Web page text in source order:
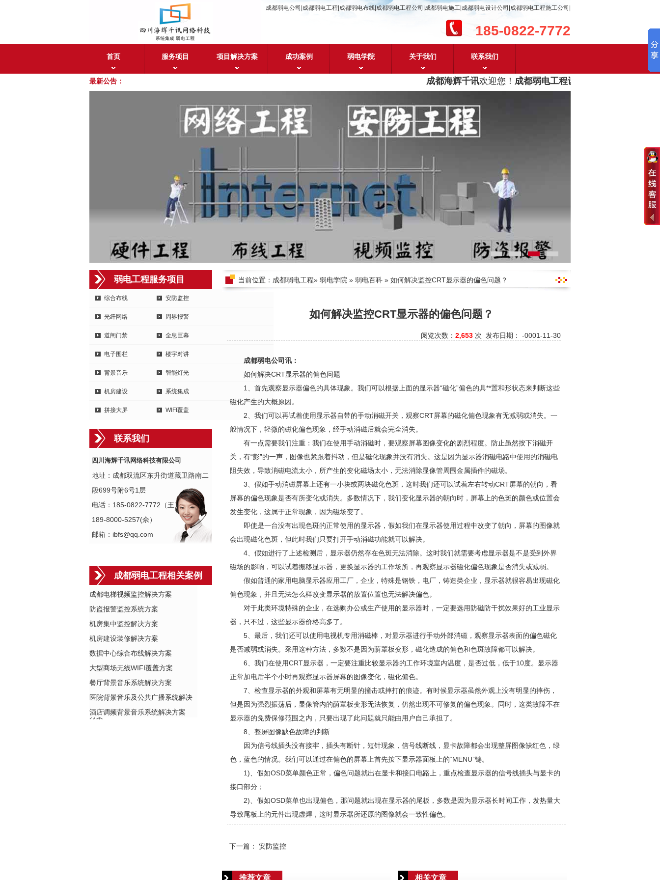
成都弱电公司|成都弱电工程|成都弱电布线|成都弱电工程公司|成都弱电施工|成都弱电设计公司|成都弱电工程施工公司|
185-0822-7772
首页 服务项目 项目解决方案 成功案例 弱电学院 关于我们 联系我们
最新公告： 成都海辉千讯欢迎您！ 成都弱电工程设计及成都弱电工程施工
弱电工程服务项目
综合布线 安防监控
光纤网络 周界报警
道闸门禁 全息巨幕
电子围栏 楼宇对讲
背景音乐 智能灯光
机房建设 系统集成
拼接大屏 WIFI覆盖
联系我们
四川海辉千讯网络科技有限公司
地址：成都双流区东升街道藏卫路南二
段699号附6号1层
电话：185-0822-7772（王）
189-8000-5257(佘）
邮箱：ibfs@qq.com
成都弱电工程相关案例
成都电梯视频监控解决方案
防盗报警监控系统方案
机房集中监控解决方案
机房建设装修解决方案
数据中心综合布线解决方案
大型商场无线WIFI覆盖方案
餐厅背景音乐系统解决方案
医院背景音乐及公共广播系统解决
方案
酒店调频背景音乐系统解决方案
当前位置： 成都弱电工程» 弱电学院 » 弱电百科 » 如何解决监控CRT显示器的偏色问题？
如何解决监控CRT显示器的偏色问题？
阅览次数： 2,653 次 发布日期： -0001-11-30
成都弱电公司讯：
如何解决CRT显示器的偏色问题
1、首先观察显示器偏色的具体现象。我们可以根据上面的显示器“磁化”偏色的具**置和形状态来判断这些
磁化产生的大概原因。
2、我们可以再试着使用显示器自带的手动消磁开关，观察CRT屏幕的磁化偏色现象有无减弱或消失。一
般情况下，轻微的磁化偏色现象，经手动消磁后就会完全消失。
有一点需要我们注重：我们在使用手动消磁时，要观察屏幕图像变化的剧烈程度。防止虽然按下消磁开
关，有“彭”的一声，图像也紧跟着抖动，但是磁化现象并没有消失。这是因为显示器消磁电路中使用的消磁电
阻失效，导致消磁电流太小，所产生的变化磁场太小，无法消除显像管周围金属插件的磁场。
3、假如手动消磁屏幕上还有一小块或两块磁化色斑，这时我们还可以试着左右转动CRT屏幕的朝向，看
屏幕的偏色现象是否有所变化或消失。多数情况下，我们变化显示器的朝向时，屏幕上的色斑的颜色或位置会
发生变化，这属于正常现象，因为磁场变了。
即使是一台没有出现色斑的正常使用的显示器，假如我们在显示器使用过程中改变了朝向，屏幕的图像就
会出现磁化色斑，但此时我们只要打开手动消磁功能就可以解决。
4、假如进行了上述检测后，显示器仍然存在色斑无法消除。这时我们就需要考虑显示器是不是受到外界
磁场的影响，可以试着搬移显示器，更换显示器的工作场所，再观察显示器磁化偏色现象是否消失或减弱。
假如普通的家用电脑显示器应用工厂，企业，特殊是钢铁，电厂，铸造类企业，显示器就很容易出现磁化
偏色现象，并且无法怎么样改变显示器的放置位置也无法解决偏色。
对于此类环境特殊的企业，在选购办公或生产使用的显示器时，一定要选用防磁防干扰效果好的工业显示
器，只不过，这些显示器价格高多了。
5、最后，我们还可以使用电视机专用消磁棒，对显示器进行手动外部消磁，观察显示器表面的偏色磁化
是否减弱或消失。采用这种方法，多数不是因为荫罩板变形，磁化造成的偏色和色斑故障都可以解决。
6、我们在使用CRT显示器，一定要注重比较显示器的工作环境室内温度，是否过低，低于10度。显示器
正常加电后半个小时再观察显示器屏幕的图像变化，磁化偏色。
7、检查显示器的外观和屏幕有无明显的撞击或摔打的痕迹。有时候显示器虽然外观上没有明显的摔伤，
但是因为强烈振荡后，显像管内的荫罩板变形无法恢复，仍然出现不可修复的偏色现象。同时，这类故障不在
显示器的免费保修范围之内，只要出现了此问题就只能由用户自己承担了。
8、整屏图像缺色故障的判断
因为信号线插头没有接牢，插头有断针，短针现象，信号线断线，显卡故障都会出现整屏图像缺红色，绿
色，蓝色的情况。我们可以通过在偏色的屏幕上首先按下显示器面板上的“MENU”键。
1)、假如OSD菜单颜色正常，偏色问题就出在显卡和接口电路上，重点检查显示器的信号线插头与显卡的
接口部分；
2)、假如OSD菜单也出现偏色，那问题就出现在显示器的尾板，多数是因为显示器长时间工作，发热量大
导致尾板上的元件出现虚焊，这时显示器所还原的图像就会一致性偏色。
下一篇： 安防监控
推荐文章 相关文章